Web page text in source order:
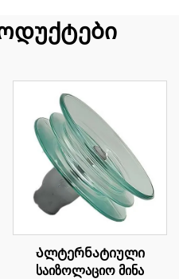
Ალტერნატიული
საიზოლაციო მინა